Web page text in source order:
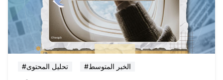
#تحليل المحتوى #الخبر المتوسط